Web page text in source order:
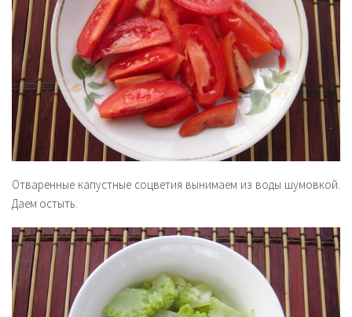
Отваренные капустные соцветия вынимаем из воды шумовкой.
Даем остыть.